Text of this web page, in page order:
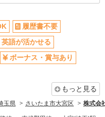
が活かせる
勤OK
会保険あり
履歴書不要
英語が活かせる
ボーナス・賞与あり
もっと見る
玉県 さいたま市大宮区 株式会